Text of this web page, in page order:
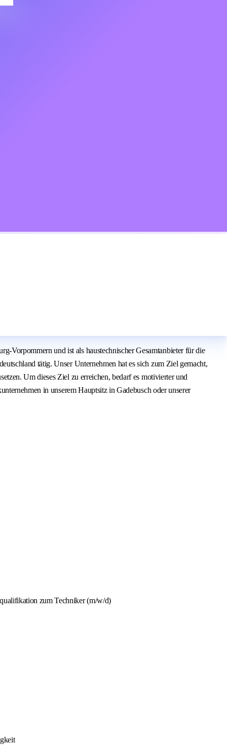
Vorpommern und ist als haustechnischer Gesamtanbieter für die
tätig. Unser Unternehmen hat es sich zum Ziel gemacht,
Um dieses Ziel zu erreichen, bedarf es motivierter und
in unserem Hauptsitz in Gadebusch oder unserer
zum Techniker (m/w/d)